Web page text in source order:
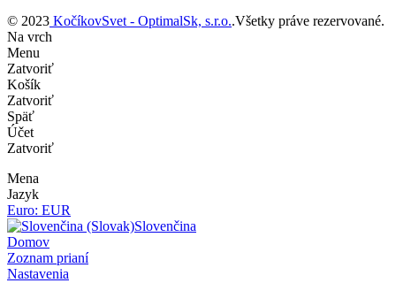
© 2023 KočíkovSvet - OptimalSk, s.r.o..Všetky práve rezervované.
Na vrch
Menu
Zatvoriť
Košík
Zatvoriť
Späť
Účet
Zatvoriť
Mena
Jazyk
Euro: EUR
Slovenčina
Domov
Zoznam prianí
Nastavenia